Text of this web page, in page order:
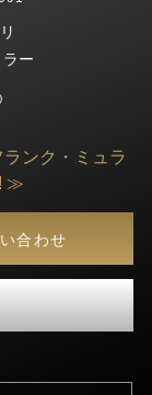
ー
ンク・ミュラ
≫
合わせ